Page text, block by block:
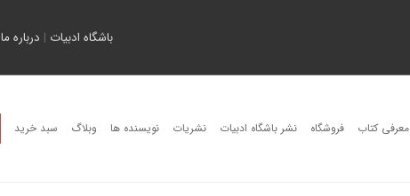
باشگاه ادبیات | درباره ما
معرفی کتاب فروشگاه نشر باشگاه ادبیات نشریات نویسنده ها وبلاگ سبد خرید